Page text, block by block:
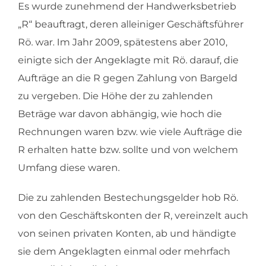
Es wurde zunehmend der Handwerksbetrieb
„R“ beauftragt, deren alleiniger Geschäftsführer
Rö. war. Im Jahr 2009, spätestens aber 2010,
einigte sich der Angeklagte mit Rö. darauf, die
Aufträge an die R gegen Zahlung von Bargeld
zu vergeben. Die Höhe der zu zahlenden
Beträge war davon abhängig, wie hoch die
Rechnungen waren bzw. wie viele Aufträge die
R erhalten hatte bzw. sollte und von welchem
Umfang diese waren.
Die zu zahlenden Bestechungsgelder hob Rö.
von den Geschäftskonten der R, vereinzelt auch
von seinen privaten Konten, ab und händigte
sie dem Angeklagten einmal oder mehrfach